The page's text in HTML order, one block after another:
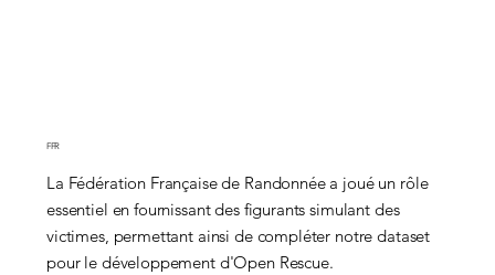
FFR
La Fédération Française de Randonnée a joué un rôle
essentiel en fournissant des figurants simulant des
victimes, permettant ainsi de compléter notre dataset
pour le développement d'Open Rescue.